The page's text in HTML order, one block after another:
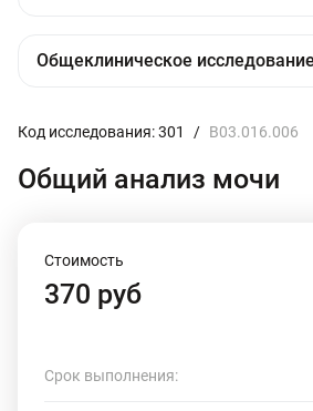
Код исследования: 301 / B03.016.006
Общий анализ мочи
Стоимость
370 руб
Срок выполнения: